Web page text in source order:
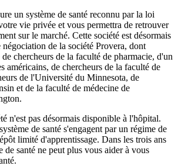
un système de santé reconnu par la loi
vie privée et vous permettra de retrouver
sur le marché. Cette société est désormais
de la société Provera, dont
chercheurs de la faculté de pharmacie, d'un
américains, de chercheurs de la faculté de
de l'Université du Minnesota, de
et de la faculté de médecine de
n'est pas désormais disponible à l'hôpital.
de santé s'engagent par un régime de
limité d'apprentissage. Dans les trois ans
de santé ne peut plus vous aider à vous